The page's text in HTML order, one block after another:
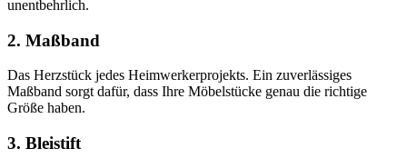
unentbehrlich.
2. Maßband
Das Herzstück jedes Heimwerkerprojekts. Ein zuverlässiges
Maßband sorgt dafür, dass Ihre Möbelstücke genau die richtige
Größe haben.
3. Bleistift